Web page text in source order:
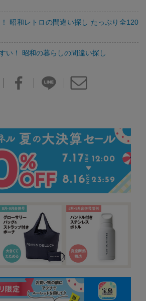
昭和レトロの間違い探し たっぷり全120
い！ 昭和の暮らしの間違い探し